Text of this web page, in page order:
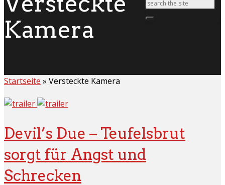
Kamera
Startseite » Versteckte Kamera
Devil’s Due – Teufelsbrut
sorgt für Angst und
Schrecken